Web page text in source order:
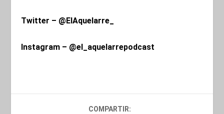
Twitter – @ElAquelarre_
Instagram – @el_aquelarrepodcast
COMPARTIR: